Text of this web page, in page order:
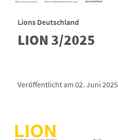
Lions Deutschland
LION 3/2025
Veröffentlicht am 02. Juni 2025